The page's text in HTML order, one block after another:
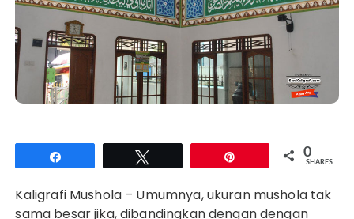
0
SHARES
Kaligrafi Mushola – Umumnya, ukuran mushola tak
sama besar jika, dibandingkan dengan dengan